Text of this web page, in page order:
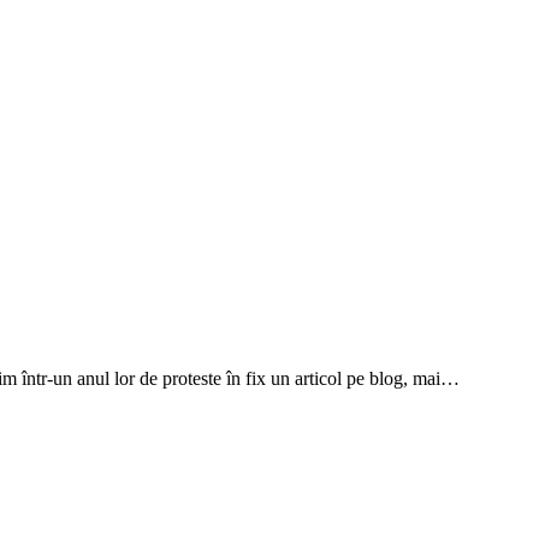
într-un anul lor de proteste în fix un articol pe blog, mai…